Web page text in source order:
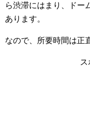
ら渋滞にはまり、ドー
あります。
なので、所要時間は正